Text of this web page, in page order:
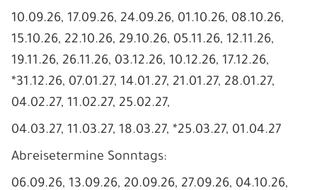
10.09.26, 17.09.26, 24.09.26, 01.10.26, 08.10.26,
15.10.26, 22.10.26, 29.10.26, 05.11.26, 12.11.26,
19.11.26, 26.11.26, 03.12.26, 10.12.26, 17.12.26,
*31.12.26, 07.01.27, 14.01.27, 21.01.27, 28.01.27,
04.02.27, 11.02.27, 25.02.27,
04.03.27, 11.03.27, 18.03.27, *25.03.27, 01.04.27
Abreisetermine Sonntags:
06.09.26, 13.09.26, 20.09.26, 27.09.26, 04.10.26,